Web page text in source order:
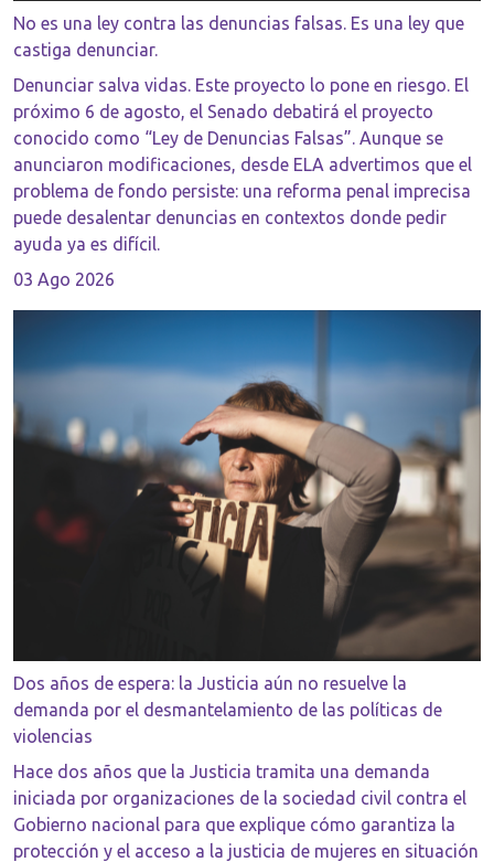
No es una ley contra las denuncias falsas. Es una ley que
castiga denunciar.
Denunciar salva vidas. Este proyecto lo pone en riesgo. El
próximo 6 de agosto, el Senado debatirá el proyecto
conocido como “Ley de Denuncias Falsas”. Aunque se
anunciaron modificaciones, desde ELA advertimos que el
problema de fondo persiste: una reforma penal imprecisa
puede desalentar denuncias en contextos donde pedir
ayuda ya es difícil.
03 Ago 2026
Dos años de espera: la Justicia aún no resuelve la
demanda por el desmantelamiento de las políticas de
violencias
Hace dos años que la Justicia tramita una demanda
iniciada por organizaciones de la sociedad civil contra el
Gobierno nacional para que explique cómo garantiza la
protección y el acceso a la justicia de mujeres en situación